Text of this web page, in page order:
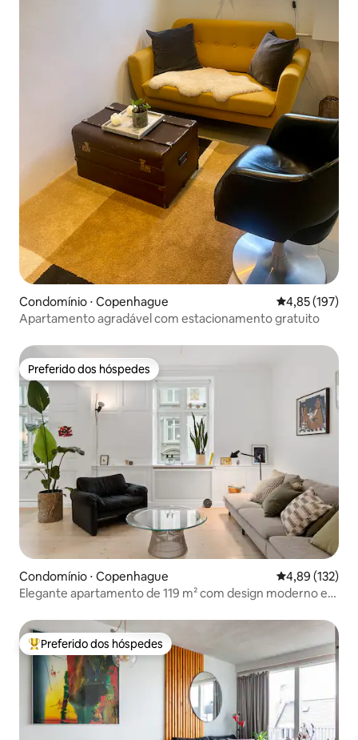
Condomínio ⋅ Copenhague 4,85 de uma
4,85 (197)
Apartamento agradável com estacionamento gratuito
Preferido dos hóspedes
Preferido dos hóspedes
Condomínio ⋅ Copenhague 4,89 de uma
4,89 (132)
Elegante apartamento de 119 m² com design moderno e
Entre os melhores preferidos dos hóspedes
Preferido dos hóspedes